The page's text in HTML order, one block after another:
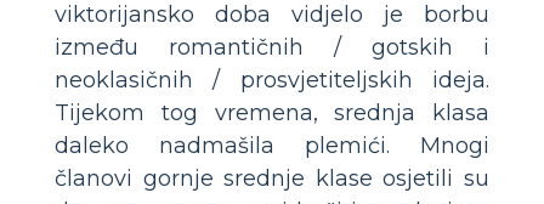
viktorijansko doba vidjelo je borbu
između romantičnih / gotskih i
neoklasičnih / prosvjetiteljskih ideja.
Tijekom tog vremena, srednja klasa
daleko nadmašila plemići. Mnogi
članovi gornje srednje klase osjetili su